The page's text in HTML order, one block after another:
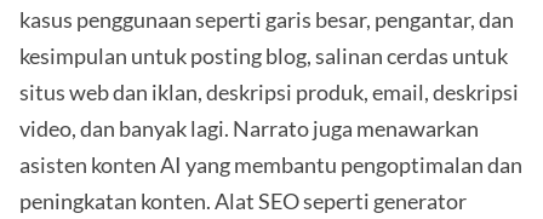
kasus penggunaan seperti garis besar, pengantar, dan
kesimpulan untuk posting blog, salinan cerdas untuk
situs web dan iklan, deskripsi produk, email, deskripsi
video, dan banyak lagi. Narrato juga menawarkan
asisten konten AI yang membantu pengoptimalan dan
peningkatan konten. Alat SEO seperti generator